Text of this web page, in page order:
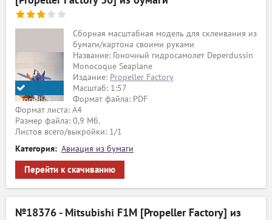
Propeller
Factory
Сборная масштабная модель для склеивания из
бумаги/картона своими руками
Название: Гоночный гидросамолет Deperdussin
Monocoque Seaplane
Издание: Propeller Factory
Масштаб: 1:57
Формат файла: PDF
Формат листа: А4
Размер файла: 0,9 Мб.
Листов всего/выкройки: 1/1
Категория: Авиация из бумаги
Перейти к скачиванию
№18376 - Mitsubishi F1M [Propeller Factory] из